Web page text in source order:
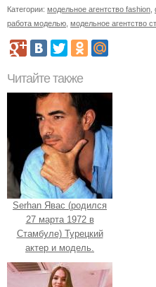
Категории: модельное агентство fashion
работа моделью модельное агентство
Читайте также
Serhan Явас (родился
27 марта 1972 в
Стамбуле) Турецкий
актер и модель.